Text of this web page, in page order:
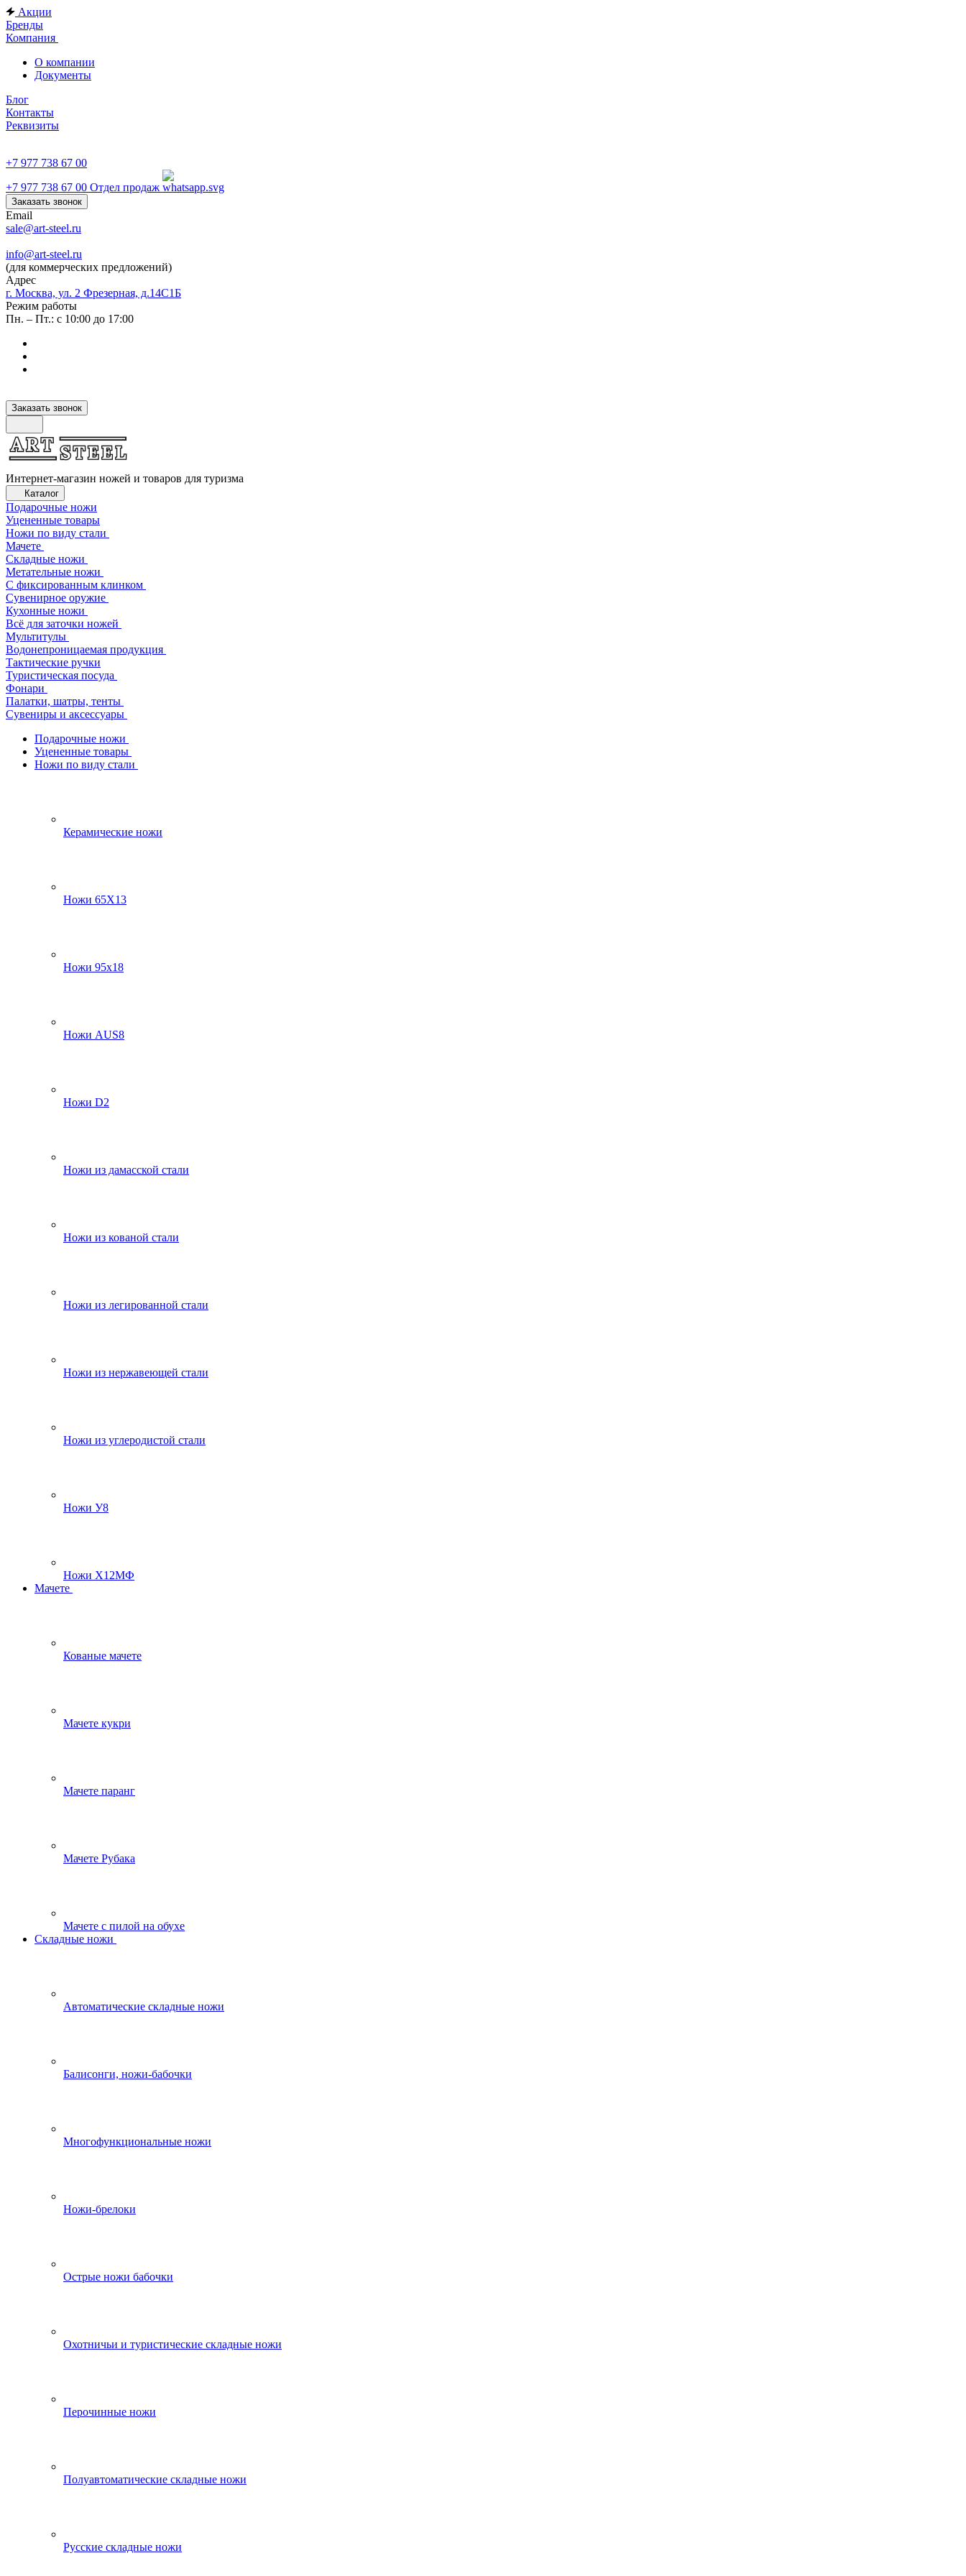
Акции
Бренды
Компания
О компании
Документы
Блог
Контакты
Реквизиты
+7 977 738 67 00
+7 977 738 67 00 Отдел продаж
Заказать звонок
Email
sale@art-steel.ru
info@art-steel.ru
(для коммерческих предложений)
Адрес
г. Москва, ул. 2 Фрезерная, д.14С1Б
Режим работы
Пн. – Пт.: с 10:00 до 17:00
Заказать звонок
Интернет-магазин ножей и товаров для туризма
Каталог
Подарочные ножи
Уцененные товары
Ножи по виду стали
Мачете
Складные ножи
Метательные ножи
С фиксированным клинком
Сувенирное оружие
Кухонные ножи
Всё для заточки ножей
Мультитулы
Водонепроницаемая продукция
Тактические ручки
Туристическая посуда
Фонари
Палатки, шатры, тенты
Сувениры и аксессуары
Подарочные ножи
Уцененные товары
Ножи по виду стали
Керамические ножи
Ножи 65Х13
Ножи 95х18
Ножи AUS8
Ножи D2
Ножи из дамасской стали
Ножи из кованой стали
Ножи из легированной стали
Ножи из нержавеющей стали
Ножи из углеродистой стали
Ножи У8
Ножи Х12МФ
Мачете
Кованые мачете
Мачете кукри
Мачете паранг
Мачете Рубака
Мачете с пилой на обухе
Складные ножи
Автоматические складные ножи
Балисонги, ножи-бабочки
Многофункциональные ножи
Ножи-брелоки
Острые ножи бабочки
Охотничьи и туристические складные ножи
Перочинные ножи
Полуавтоматические складные ножи
Русские складные ножи